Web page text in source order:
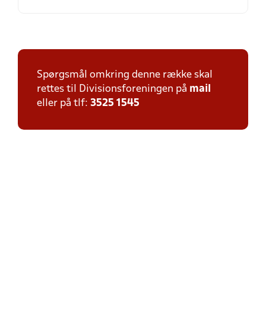
Spørgsmål omkring denne række skal
rettes til Divisionsforeningen på mail
eller på tlf: 3525 1545